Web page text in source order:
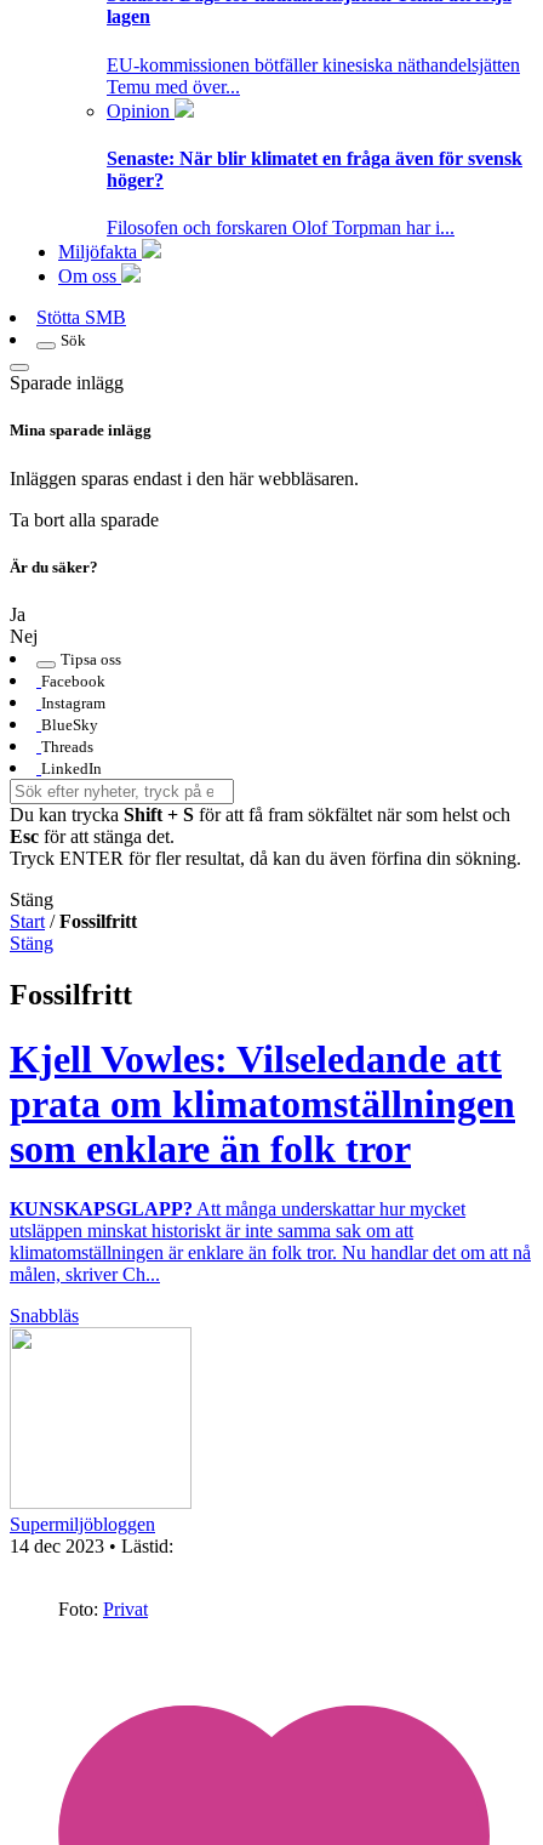
lagen
EU-kommissionen bötfäller kinesiska näthandelsjätten
Temu med över...
Opinion
Senaste: När blir klimatet en fråga även för svensk
höger?
Filosofen och forskaren Olof Torpman har i...
Miljöfakta
Om oss
Stötta SMB
Sök
Sparade inlägg
Mina sparade inlägg
Inläggen sparas endast i den här webbläsaren.
Ta bort alla sparade
Är du säker?
Ja
Nej
Tipsa oss
Facebook
Instagram
BlueSky
Threads
LinkedIn
Du kan trycka Shift + S för att få fram sökfältet när som helst och
Esc för att stänga det.
Tryck ENTER för fler resultat, då kan du även förfina din sökning.
Stäng
Start /Fossilfritt
Stäng
Fossilfritt
Kjell Vowles: Vilseledande att
prata om klimatomställningen
som enklare än folk tror
KUNSKAPSGLAPP? Att många underskattar hur mycket
utsläppen minskat historiskt är inte samma sak om att
klimatomställningen är enklare än folk tror. Nu handlar det om att nå
målen, skriver Ch...
Snabbläs
Supermiljöbloggen
14 dec 2023 • Lästid:
Foto: Privat